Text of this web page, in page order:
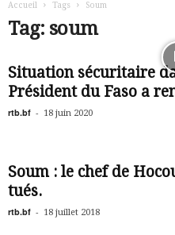
Accueil Tags Soum
Tag: soum
Situation sécuritaire
Président du Faso a
rtb.bf - 18 juin 2020
Soum : le chef de
tués.
rtb.bf - 18 juillet 2018